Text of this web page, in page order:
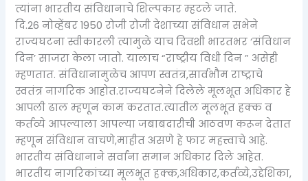
त्यांना भारतीय संविधानाचे शिल्पकार म्हटले जाते.
दि.26 नोव्हेंबर 1950 रोजी रोजी देशाच्या संविधान सभेने
राज्यघटना स्वीकारली त्यामुळे याच दिवशी भारतभर ‘संविधान
दिन’ साजरा केला जातो. यालाच “राष्ट्रीय विधी दिन ” असेही
म्हणतात. संविधानामुळेच आपण स्वतंत्र,सार्वभौम राष्ट्राचे
स्वतंत्र नागरिक आहोत.राज्यघटनेने दिलेले मूलभूत अधिकार हे
आपली ढाल म्हणून काम करतात.त्यातील मूलभूत हक्क व
कर्तव्ये आपल्याला आपल्या जबाबदारीची आठवण करून देतात
म्हणून संविधान वाचणे,माहीत असणे हे फार महत्त्वाचे आहे.
भारतीय संविधानाने सर्वांना समान अधिकार दिले आहेत.
भारतीय नागरिकांच्या मूलभूत हक्क,अधिकार,कर्तव्ये,उद्देशिका,